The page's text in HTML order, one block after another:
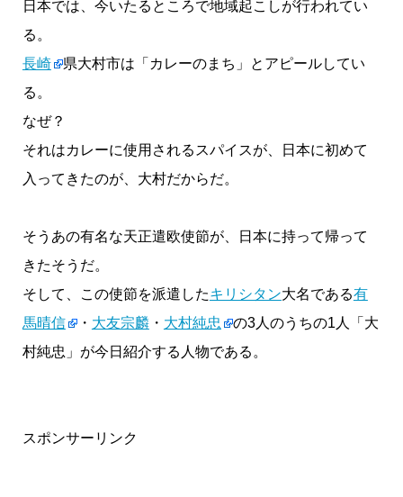
日本では、今いたるところで地域起こしが行われてい
る。
長崎
県大村市は「カレーのまち」とアピールしてい
る。
なぜ？
それはカレーに使用されるスパイスが、日本に初めて
入ってきたのが、大村だからだ。
そうあの有名な天正遣欧使節が、日本に持って帰って
きたそうだ。
そして、この使節を派遣したキリシタン大名である有
馬晴信
・ 大友宗麟・ 大村純忠
の3人のうちの1人「大
村純忠」が今日紹介する人物である。
スポンサーリンク